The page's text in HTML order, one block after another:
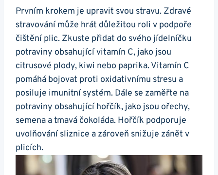
Prvním⁢ krokem ⁣je upravit svou stravu. Zdravé⁢
stravování může hrát⁤ důležitou roli⁢ v podpoře
čištění plic. Zkuste přidat do svého jídelníčku
potraviny obsahující vitamín C,⁤ jako jsou
citrusové plody, ‌kiwi nebo paprika. ​Vitamín‍ C
⁢pomáhá bojovat proti oxidativnímu ‌stresu⁣ a
posiluje imunitní systém. Dále se zaměřte na
potraviny obsahující ⁢hořčík, jako⁢ jsou‌ ořechy,
semena ‌a tmavá čokoláda. Hořčík podporuje⁣
uvolňování sliznice⁤ a zároveň snižuje ​zánět v ​
plicích.